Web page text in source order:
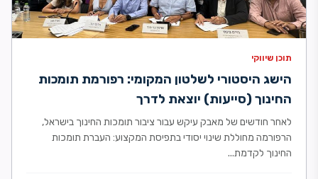
תוכן שיווקי
הישג היסטורי לשלטון המקומי: רפורמת תומכות
החינוך (סייעות) יוצאת לדרך
לאחר חודשים של מאבק עיקש עבור ציבור תומכות החינוך בישראל,
הרפורמה מחוללת שינוי יסודי בתפיסת המקצוע: העברת תומכות
החינוך לקדמת...